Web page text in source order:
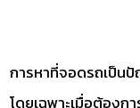
การหาที่จอดรถเป็น
โดยเฉพาะเมื่อต้องก